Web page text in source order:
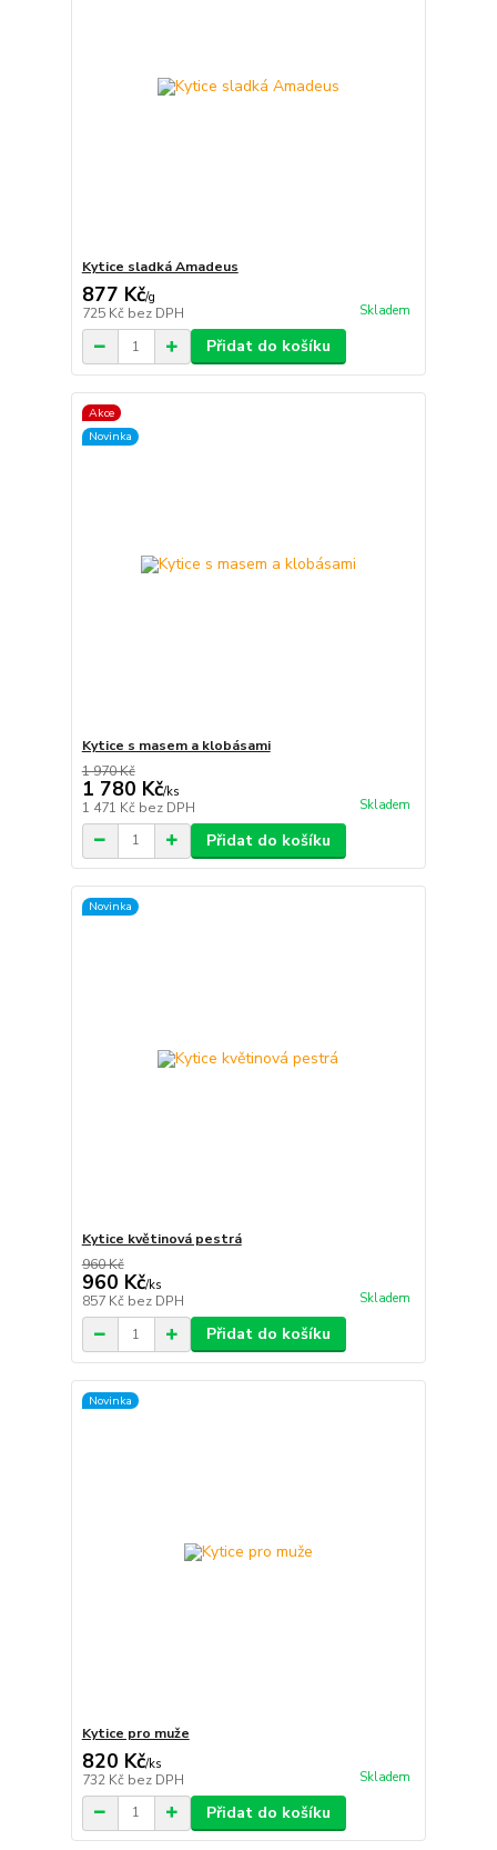
Kytice sladká Amadeus
877 Kč/g
725 Kč bez DPH Skladem
Přidat do košíku
Akce
Novinka
Kytice s masem a klobásami
1 970 Kč
1 780 Kč/ks
1 471 Kč bez DPH Skladem
Přidat do košíku
Novinka
Kytice květinová pestrá
960 Kč
960 Kč/ks
857 Kč bez DPH Skladem
Přidat do košíku
Novinka
Kytice pro muže
820 Kč/ks
732 Kč bez DPH Skladem
Přidat do košíku